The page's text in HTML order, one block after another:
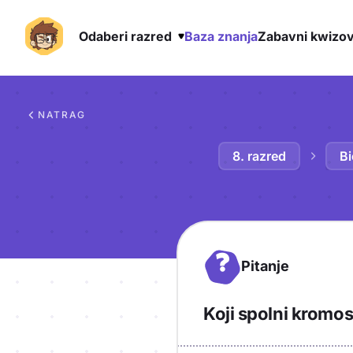
Odaberi razred Baza znanjaZabavni
NATRAG
8. razred
? Pitanje
Koji spolni